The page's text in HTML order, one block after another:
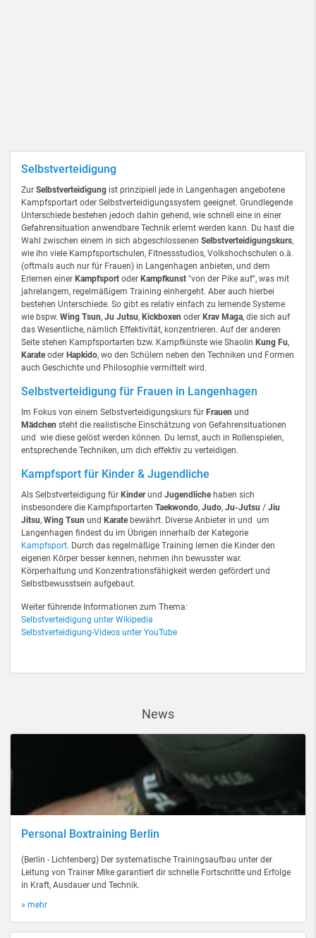
Selbstverteidigung
Zur Selbstverteidigung ist prinzipiell jede in Langenhagen angebotene
Kampfsportart oder Selbstverteidigungssystem geeignet. Grundlegende
Unterschiede bestehen jedoch dahin gehend, wie schnell eine in einer
Gefahrensituation anwendbare Technik erlernt werden kann. Du hast die
Wahl zwischen einem in sich abgeschlossenen Selbstverteidigungskurs,
wie ihn viele Kampfsportschulen, Fitnessstudios, Volkshochschulen o.ä.
(oftmals auch nur für Frauen) in Langenhagen anbieten, und dem
Erlernen einer Kampfsport oder Kampfkunst "von der Pike auf", was mit
jahrelangem, regelmäßigem Training einhergeht. Aber auch hierbei
bestehen Unterschiede. So gibt es relativ einfach zu lernende Systeme
wie bspw. Wing Tsun, Ju Jutsu, Kickboxen oder Krav Maga, die sich auf
das Wesentliche, nämlich Effektivität, konzentrieren. Auf der anderen
Seite stehen Kampfsportarten bzw. Kampfkünste wie Shaolin Kung Fu,
Karateoder Hapkido, wo den Schülern neben den Techniken und Formen
auch Geschichte und Philosophie vermittelt wird.
Selbstverteidigung für Frauen in Langenhagen
Im Fokus von einem Selbstverteidigungskurs für Frauen und
Mädchen steht die realistische Einschätzung von Gefahrensituationen
und wie diese gelöst werden können. Du lernst, auch in Rollenspielen,
entsprechende Techniken, um dich effektiv zu verteidigen.
Kampfsport für Kinder & Jugendliche
Als Selbstverteidigung für Kinderund Jugendlichehaben sich
insbesondere die Kampfsportarten Taekwondo, Judo, Ju-Jutsu / Jiu
Jitsu, Wing Tsun und Karatebewährt. Diverse Anbieter in und um
Langenhagen findest du im Übrigen innerhalb der Kategorie
Kampfsport. Durch das regelmäßige Training lernen die Kinder den
eigenen Körper besser kennen, nehmen ihn bewusster war.
Körperhaltung und Konzentrationsfähigkeit werden gefördert und
Selbstbewusstsein aufgebaut.
Weiter führende Informationen zum Thema:
Selbstverteidigung unter Wikipedia
Selbstverteidigung-Videos unter YouTube
News
Personal Boxtraining Berlin
(Berlin - Lichtenberg) Der systematische Trainingsaufbau unter der
Leitung von Trainer Mike garantiert dir schnelle Fortschritte und Erfolge
in Kraft, Ausdauer und Technik.
» mehr